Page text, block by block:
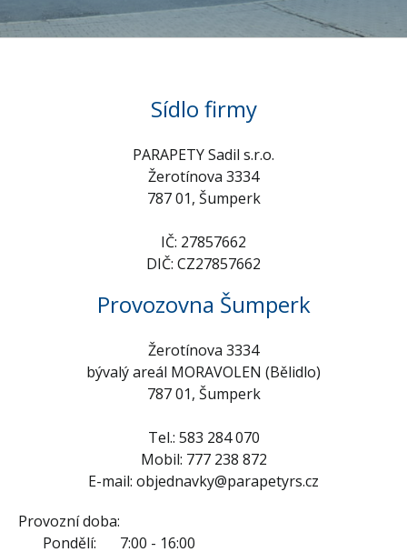
Sídlo firmy
PARAPETY Sadil s.r.o.
Žerotínova 3334
787 01, Šumperk
IČ: 27857662
DIČ: CZ27857662
Provozovna Šumperk
Žerotínova 3334
bývalý areál MORAVOLEN (Bělidlo)
787 01, Šumperk
Tel.: 583 284 070
Mobil: 777 238 872
E-mail: objednavky@parapetyrs.cz
Provozní doba:
Pondělí:
7:00 - 16:00